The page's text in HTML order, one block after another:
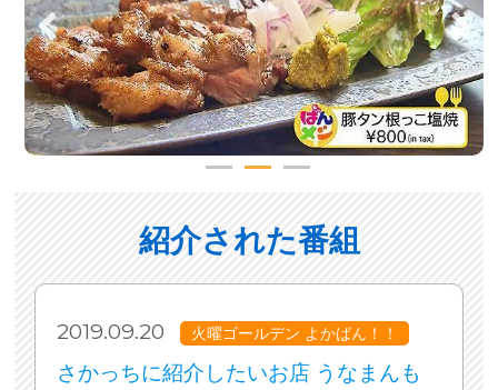
紹介された番組
2019.09.20 火曜ゴールデン よかばん！！
さかっちに紹介したいお店 うなまんも